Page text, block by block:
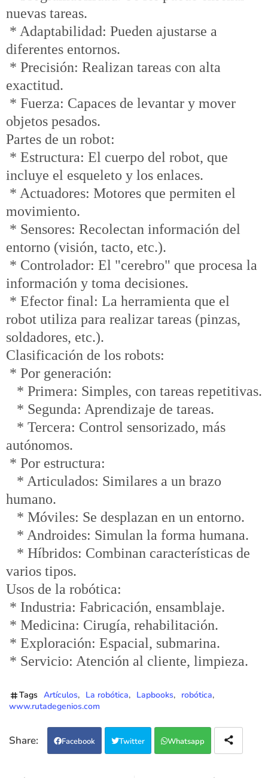
nuevas tareas.
* Adaptabilidad: Pueden ajustarse a
diferentes entornos.
* Precisión: Realizan tareas con alta
exactitud.
* Fuerza: Capaces de levantar y mover
objetos pesados.
Partes de un robot:
* Estructura: El cuerpo del robot, que
incluye el esqueleto y los enlaces.
* Actuadores: Motores que permiten el
movimiento.
* Sensores: Recolectan información del
entorno (visión, tacto, etc.).
* Controlador: El "cerebro" que procesa la
información y toma decisiones.
* Efector final: La herramienta que el
robot utiliza para realizar tareas (pinzas,
soldadores, etc.).
Clasificación de los robots:
* Por generación:
* Primera: Simples, con tareas repetitivas.
* Segunda: Aprendizaje de tareas.
* Tercera: Control sensorizado, más
autónomos.
* Por estructura:
* Articulados: Similares a un brazo
humano.
* Móviles: Se desplazan en un entorno.
* Androides: Simulan la forma humana.
* Híbridos: Combinan características de
varios tipos.
Usos de la robótica:
* Industria: Fabricación, ensamblaje.
* Medicina: Cirugía, rehabilitación.
* Exploración: Espacial, submarina.
* Servicio: Atención al cliente, limpieza.
Tags Artículos La robótica Lapbooks
robótica
www.rutadegenios.com
Facebook Twitter Whatsapp